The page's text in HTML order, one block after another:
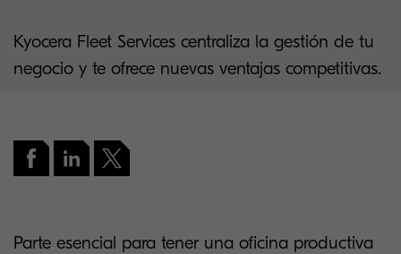
Kyocera Fleet Services centraliza la gestión de tu
negocio y te ofrece nuevas ventajas competitivas.
Parte esencial para tener una oficina productiva